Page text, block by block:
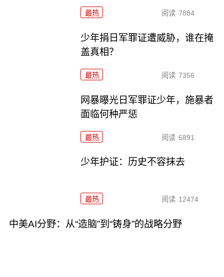
最热 阅读 7884
少年捐日军罪证遭威胁，谁在掩
盖真相？
最热 阅读 7356
网暴曝光日军罪证少年，施暴者
面临何种严惩
最热 阅读 6891
少年护证：历史不容抹去
最热 阅读 12474
中美AI分野：从“造脑”到“铸身”的战略分野